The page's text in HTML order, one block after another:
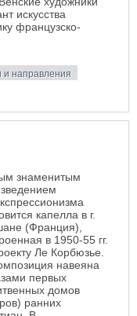
искусства
французско-
и направления
знаменитым
капелла в г.
(Франция),
в 1950-55 гг.
Ле Корбюзье.
навеяна
первых
домов
ранних